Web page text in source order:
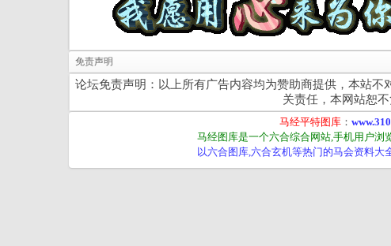
免责声明
论坛免责声明：以上所有广告内容均为赞助商提供，本站
关责任，本网站恕不
马经平特图库：
马经图库是一个六合综合网站,手机用户浏
以六合图库,六合玄机等热门的马会资料大